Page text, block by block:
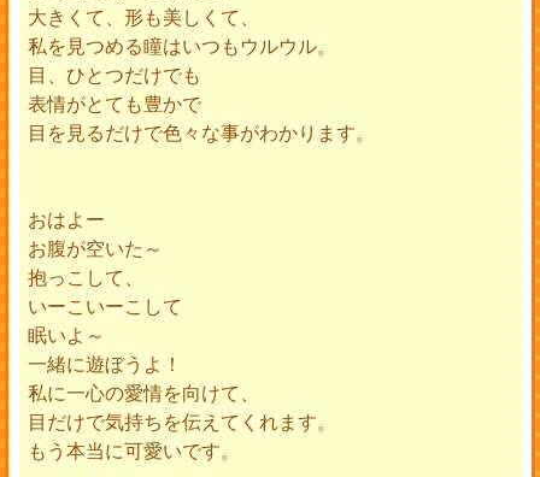
大きくて、形も美しくて、
私を見つめる瞳はいつもウルウル。
目、ひとつだけでも
表情がとても豊かで
目を見るだけで色々な事がわかります。
おはよー
お腹が空いた～
抱っこして、
いーこいーこして
眠いよ～
一緒に遊ぼうよ！
私に一心の愛情を向けて、
目だけで気持ちを伝えてくれます。
もう本当に可愛いです。